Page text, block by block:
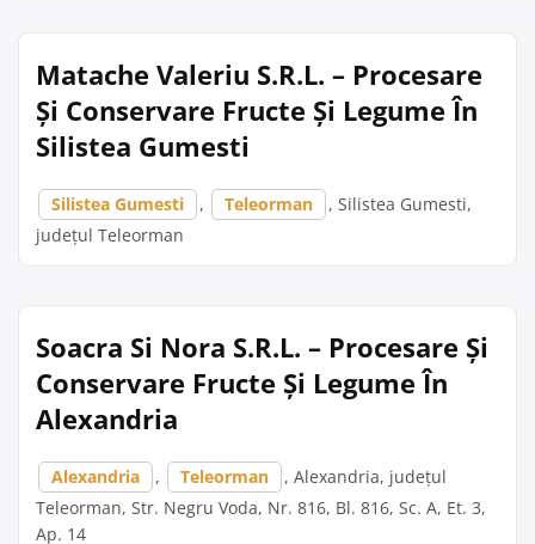
Matache Valeriu S.R.L. – Procesare
Și Conservare Fructe Și Legume În
Silistea Gumesti
Silistea Gumesti , Teleorman
, Silistea Gumesti,
județul Teleorman
Soacra Si Nora S.R.L. – Procesare Și
Conservare Fructe Și Legume În
Alexandria
Alexandria , Teleorman
, Alexandria, județul
Teleorman, Str. Negru Voda, Nr. 816, Bl. 816, Sc. A, Et. 3,
Ap. 14